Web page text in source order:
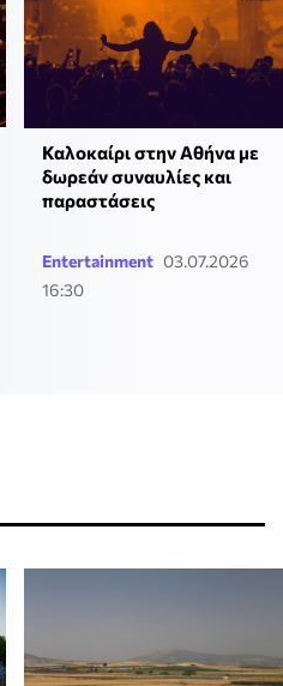
Καλοκαίρι στην Αθήνα με
δωρεάν συναυλίες και
παραστάσεις
Entertainment 03.07.2026
16:30